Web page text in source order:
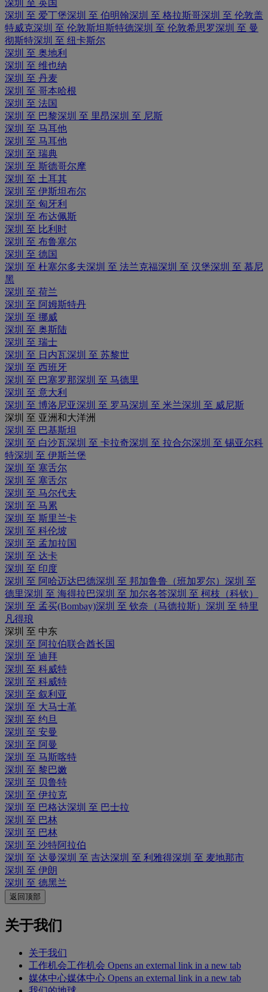
深圳 至 英国
深圳 至 爱丁堡深圳 至 伯明翰深圳 至 格拉斯哥深圳 至 伦敦盖
特威克深圳 至 伦敦斯坦斯特德深圳 至 伦敦希思罗深圳 至 曼
彻斯特深圳 至 纽卡斯尔
深圳 至 奥地利
深圳 至 维也纳
深圳 至 丹麦
深圳 至 哥本哈根
深圳 至 法国
深圳 至 巴黎深圳 至 里昂深圳 至 尼斯
深圳 至 马耳他
深圳 至 马耳他
深圳 至 瑞典
深圳 至 斯德哥尔摩
深圳 至 土耳其
深圳 至 伊斯坦布尔
深圳 至 匈牙利
深圳 至 布达佩斯
深圳 至 比利时
深圳 至 布鲁塞尔
深圳 至 德国
深圳 至 杜塞尔多夫深圳 至 法兰克福深圳 至 汉堡深圳 至 慕尼
黑
深圳 至 荷兰
深圳 至 阿姆斯特丹
深圳 至 挪威
深圳 至 奥斯陆
深圳 至 瑞士
深圳 至 日内瓦深圳 至 苏黎世
深圳 至 西班牙
深圳 至 巴塞罗那深圳 至 马德里
深圳 至 意大利
深圳 至 博洛尼亚深圳 至 罗马深圳 至 米兰深圳 至 威尼斯
深圳 至 亚洲和大洋洲
深圳 至 巴基斯坦
深圳 至 白沙瓦深圳 至 卡拉奇深圳 至 拉合尔深圳 至 锡亚尔科
特深圳 至 伊斯兰堡
深圳 至 塞舌尔
深圳 至 塞舌尔
深圳 至 马尔代夫
深圳 至 马累
深圳 至 斯里兰卡
深圳 至 科伦坡
深圳 至 孟加拉国
深圳 至 达卡
深圳 至 印度
深圳 至 阿哈迈达巴德深圳 至 邦加鲁鲁（班加罗尔） 深圳 至
德里深圳 至 海得拉巴深圳 至 加尔各答深圳 至 柯枝（科钦）
深圳 至 孟买(Bombay)深圳 至 钦奈（马德拉斯） 深圳 至 特里
凡得琅
深圳 至 中东
深圳 至 阿拉伯联合酋长国
深圳 至 迪拜
深圳 至 科威特
深圳 至 科威特
深圳 至 叙利亚
深圳 至 大马士革
深圳 至 约旦
深圳 至 安曼
深圳 至 阿曼
深圳 至 马斯喀特
深圳 至 黎巴嫩
深圳 至 贝鲁特
深圳 至 伊拉克
深圳 至 巴格达深圳 至 巴士拉
深圳 至 巴林
深圳 至 巴林
深圳 至 沙特阿拉伯
深圳 至 达曼深圳 至 吉达深圳 至 利雅得深圳 至 麦地那市
深圳 至 伊朗
深圳 至 德黑兰
返回顶部
关于我们
关于我们
工作机会工作机会 Opens an external link in a new tab
媒体中心媒体中心 Opens an external link in a new tab